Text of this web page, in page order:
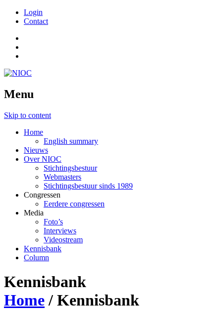
Login
Contact
Menu
Skip to content
Home
English summary
Nieuws
Over NIOC
Stichtingsbestuur
Webmasters
Stichtingsbestuur sinds 1989
Congressen
Eerdere congressen
Media
Foto’s
Interviews
Videostream
Kennisbank
Column
Kennisbank
Home/ Kennisbank